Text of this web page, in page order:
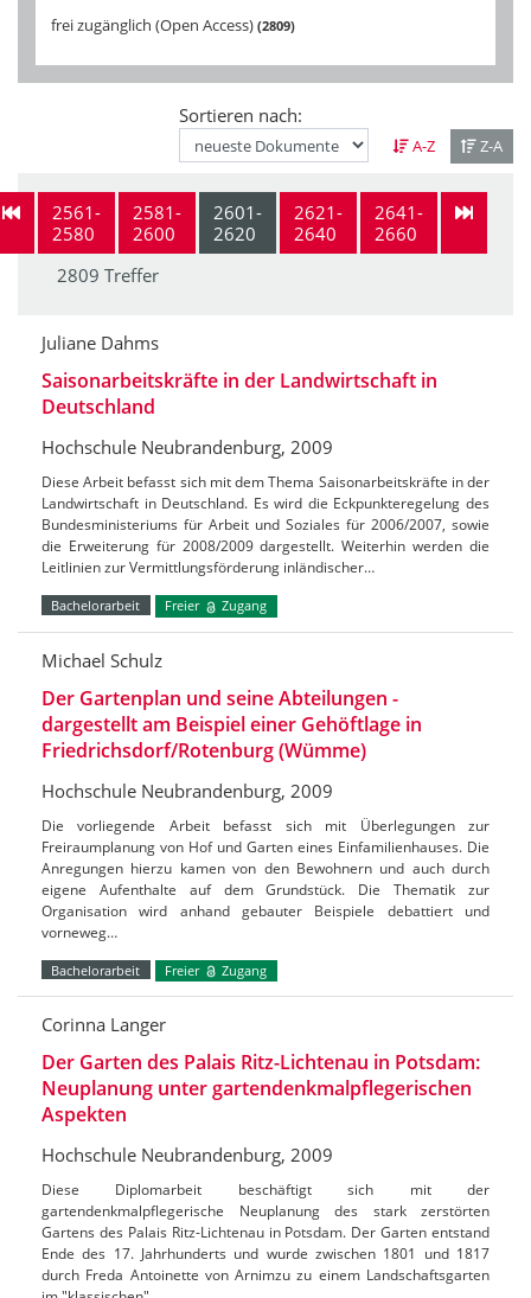
frei zugänglich (Open Access) 2809
Sortieren nach:
A-Z Z-A
2561-
2580
2581-
2600
2601-
2620
2621-
2640
2641-
2660
2809 Treffer
Juliane Dahms
Saisonarbeitskräfte in der Landwirtschaft in
Deutschland
Hochschule Neubrandenburg, 2009
Diese Arbeit befasst sich mit dem Thema Saisonarbeitskräfte in der
Landwirtschaft in Deutschland. Es wird die Eckpunkteregelung des
Bundesministeriums für Arbeit und Soziales für 2006/2007, sowie
die Erweiterung für 2008/2009 dargestellt. Weiterhin werden die
Leitlinien zur Vermittlungsförderung inländischer…
Bachelorarbeit Freier Zugang
Michael Schulz
Der Gartenplan und seine Abteilungen -
dargestellt am Beispiel einer Gehöftlage in
Friedrichsdorf/Rotenburg (Wümme)
Hochschule Neubrandenburg, 2009
Die vorliegende Arbeit befasst sich mit Überlegungen zur
Freiraumplanung von Hof und Garten eines Einfamilienhauses. Die
Anregungen hierzu kamen von den Bewohnern und auch durch
eigene Aufenthalte auf dem Grundstück. Die Thematik zur
Organisation wird anhand gebauter Beispiele debattiert und
vorneweg…
Bachelorarbeit Freier Zugang
Corinna Langer
Der Garten des Palais Ritz-Lichtenau in Potsdam:
Neuplanung unter gartendenkmalpflegerischen
Aspekten
Hochschule Neubrandenburg, 2009
Diese Diplomarbeit beschäftigt sich mit der
gartendenkmalpflegerische Neuplanung des stark zerstörten
Gartens des Palais Ritz-Lichtenau in Potsdam. Der Garten entstand
Ende des 17. Jahrhunderts und wurde zwischen 1801 und 1817
durch Freda Antoinette von Arnimzu zu einem Landschaftsgarten